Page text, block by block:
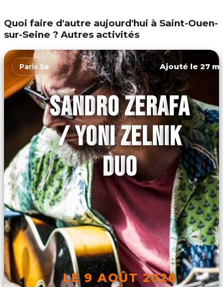
Quoi faire d'autre aujourd'hui à Saint-Ouen-
sur-Seine ? Autres activités
Paris 5e Ajouté le 27
SANDRO ZERAFA
/ YONI ZELNIK
DUO
LE 9 AOÛT 2026